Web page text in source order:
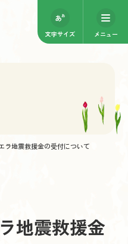
文字サイズ メニュー
ラ地震救援金の受付について
地震救援金